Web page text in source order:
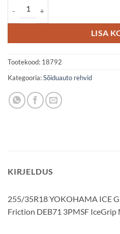
LISA
Tootekood: 18792
Kategooria:Sõiduauto rehvid
KIRJELDUS
255/35R18 YOKOHAMA ICE
Friction DEB71 3PMSF IceGrip